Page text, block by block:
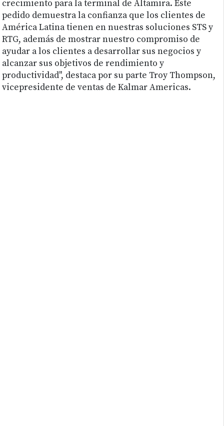
crecimiento para la terminal de Altamira. Este
pedido demuestra la confianza que los clientes de
América Latina tienen en nuestras soluciones STS y
RTG, además de mostrar nuestro compromiso de
ayudar a los clientes a desarrollar sus negocios y
alcanzar sus objetivos de rendimiento y
productividad", destaca por su parte Troy Thompson,
vicepresidente de ventas de Kalmar Americas.